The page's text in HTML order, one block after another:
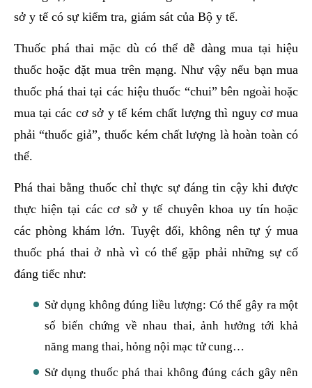
sở y tế có sự kiểm tra, giám sát của Bộ y tế.
Thuốc phá thai mặc dù có thể dễ dàng mua tại hiệu
thuốc hoặc đặt mua trên mạng. Như vậy nếu bạn mua
thuốc phá thai tại các hiệu thuốc “chui” bên ngoài hoặc
mua tại các cơ sở y tế kém chất lượng thì nguy cơ mua
phải “thuốc giả”, thuốc kém chất lượng là hoàn toàn có
thể.
Phá thai bằng thuốc chỉ thực sự đáng tin cậy khi được
thực hiện tại các cơ sở y tế chuyên khoa uy tín hoặc
các phòng khám lớn. Tuyệt đối, không nên tự ý mua
thuốc phá thai ở nhà vì có thể gặp phải những sự cố
đáng tiếc như:
Sử dụng không đúng liều lượng: Có thể gây ra một
số biến chứng về nhau thai, ảnh hưởng tới khả
năng mang thai, hỏng nội mạc tử cung…
Sử dụng thuốc phá thai không đúng cách gây nên